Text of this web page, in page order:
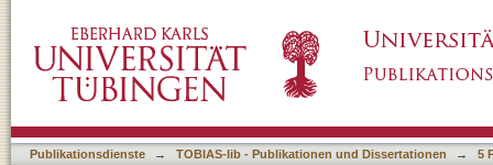
Jahrhundert
Publikationsdienste → TOBIAS-lib - Publikationen und Dissertationen → 5